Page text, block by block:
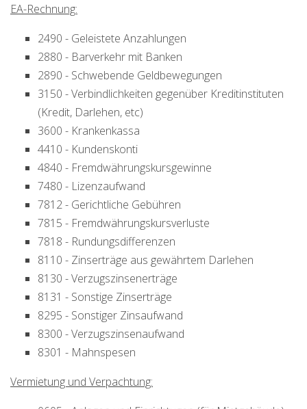
EA-Rechnung:
2490 - Geleistete Anzahlungen
2880 - Barverkehr mit Banken
2890 - Schwebende Geldbewegungen
3150 - Verbindlichkeiten gegenüber Kreditinstituten
(Kredit, Darlehen, etc)
3600 - Krankenkassa
4410 - Kundenskonti
4840 - Fremdwährungskursgewinne
7480 - Lizenzaufwand
7812 - Gerichtliche Gebühren
7815 - Fremdwährungskursverluste
7818 - Rundungsdifferenzen
8110 - Zinserträge aus gewährtem Darlehen
8130 - Verzugszinsenerträge
8131 - Sonstige Zinserträge
8295 - Sonstiger Zinsaufwand
8300 - Verzugszinsenaufwand
8301 - Mahnspesen
Vermietung und Verpachtung: